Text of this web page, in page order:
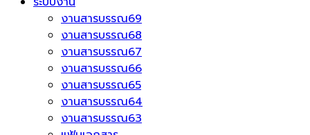
งานสารบรรณ69
งานสารบรรณ68
งานสารบรรณ67
งานสารบรรณ66
งานสารบรรณ65
งานสารบรรณ64
งานสารบรรณ63